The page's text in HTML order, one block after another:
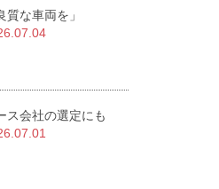
質な車両を」
ス会社の選定にも